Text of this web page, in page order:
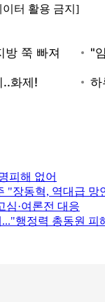
터 활용 금지]
피해 없어
"장동혁, 역대급 망
심·여론전 대응
행정력 총동원 피